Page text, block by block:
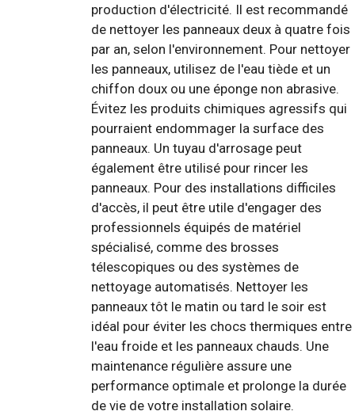
production d'électricité. Il est recommandé
de nettoyer les panneaux deux à quatre fois
par an, selon l'environnement. Pour nettoyer
les panneaux, utilisez de l'eau tiède et un
chiffon doux ou une éponge non abrasive.
Évitez les produits chimiques agressifs qui
pourraient endommager la surface des
panneaux. Un tuyau d'arrosage peut
également être utilisé pour rincer les
panneaux. Pour des installations difficiles
d'accès, il peut être utile d'engager des
professionnels équipés de matériel
spécialisé, comme des brosses
télescopiques ou des systèmes de
nettoyage automatisés. Nettoyer les
panneaux tôt le matin ou tard le soir est
idéal pour éviter les chocs thermiques entre
l'eau froide et les panneaux chauds. Une
maintenance régulière assure une
performance optimale et prolonge la durée
de vie de votre installation solaire.